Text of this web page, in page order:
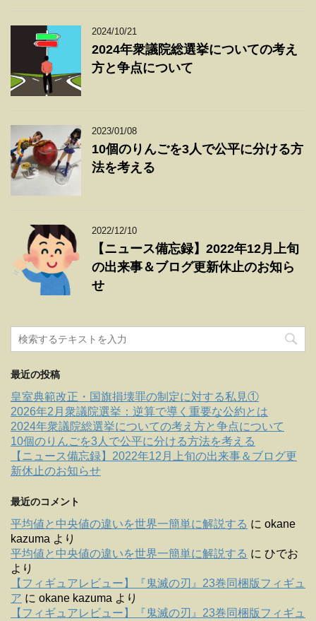
2024/10/21
2024年衆議院総選挙についての考え
方と争点について
2023/01/08
10個のりんごを3人で公平に分ける方
法を考える
2022/12/10
【ニュース備忘録】2022年12月上旬
の出来事＆ブログ更新休止のお知ら
せ
最近の投稿
皇室典範改正・国旗損壊罪の制定に対する私見①
2026年2月衆議院選挙：逆算で導く重要な公約とは
2024年衆議院総選挙についての考え方と争点について
10個のりんごを3人で公平に分ける方法を考える
【ニュース備忘録】2022年12月上旬の出来事＆ブログ更
新休止のお知らせ
最近のコメント
平均値と中央値の違いを世界一簡単に解説する に okane
kazuma より
平均値と中央値の違いを世界一簡単に解説する に ひでお
より
【フィギュアレビュー】『鬼滅の刃』23巻同梱版フィギュ
ア に okane kazuma より
【フィギュアレビュー】『鬼滅の刃』23巻同梱版フィギュ